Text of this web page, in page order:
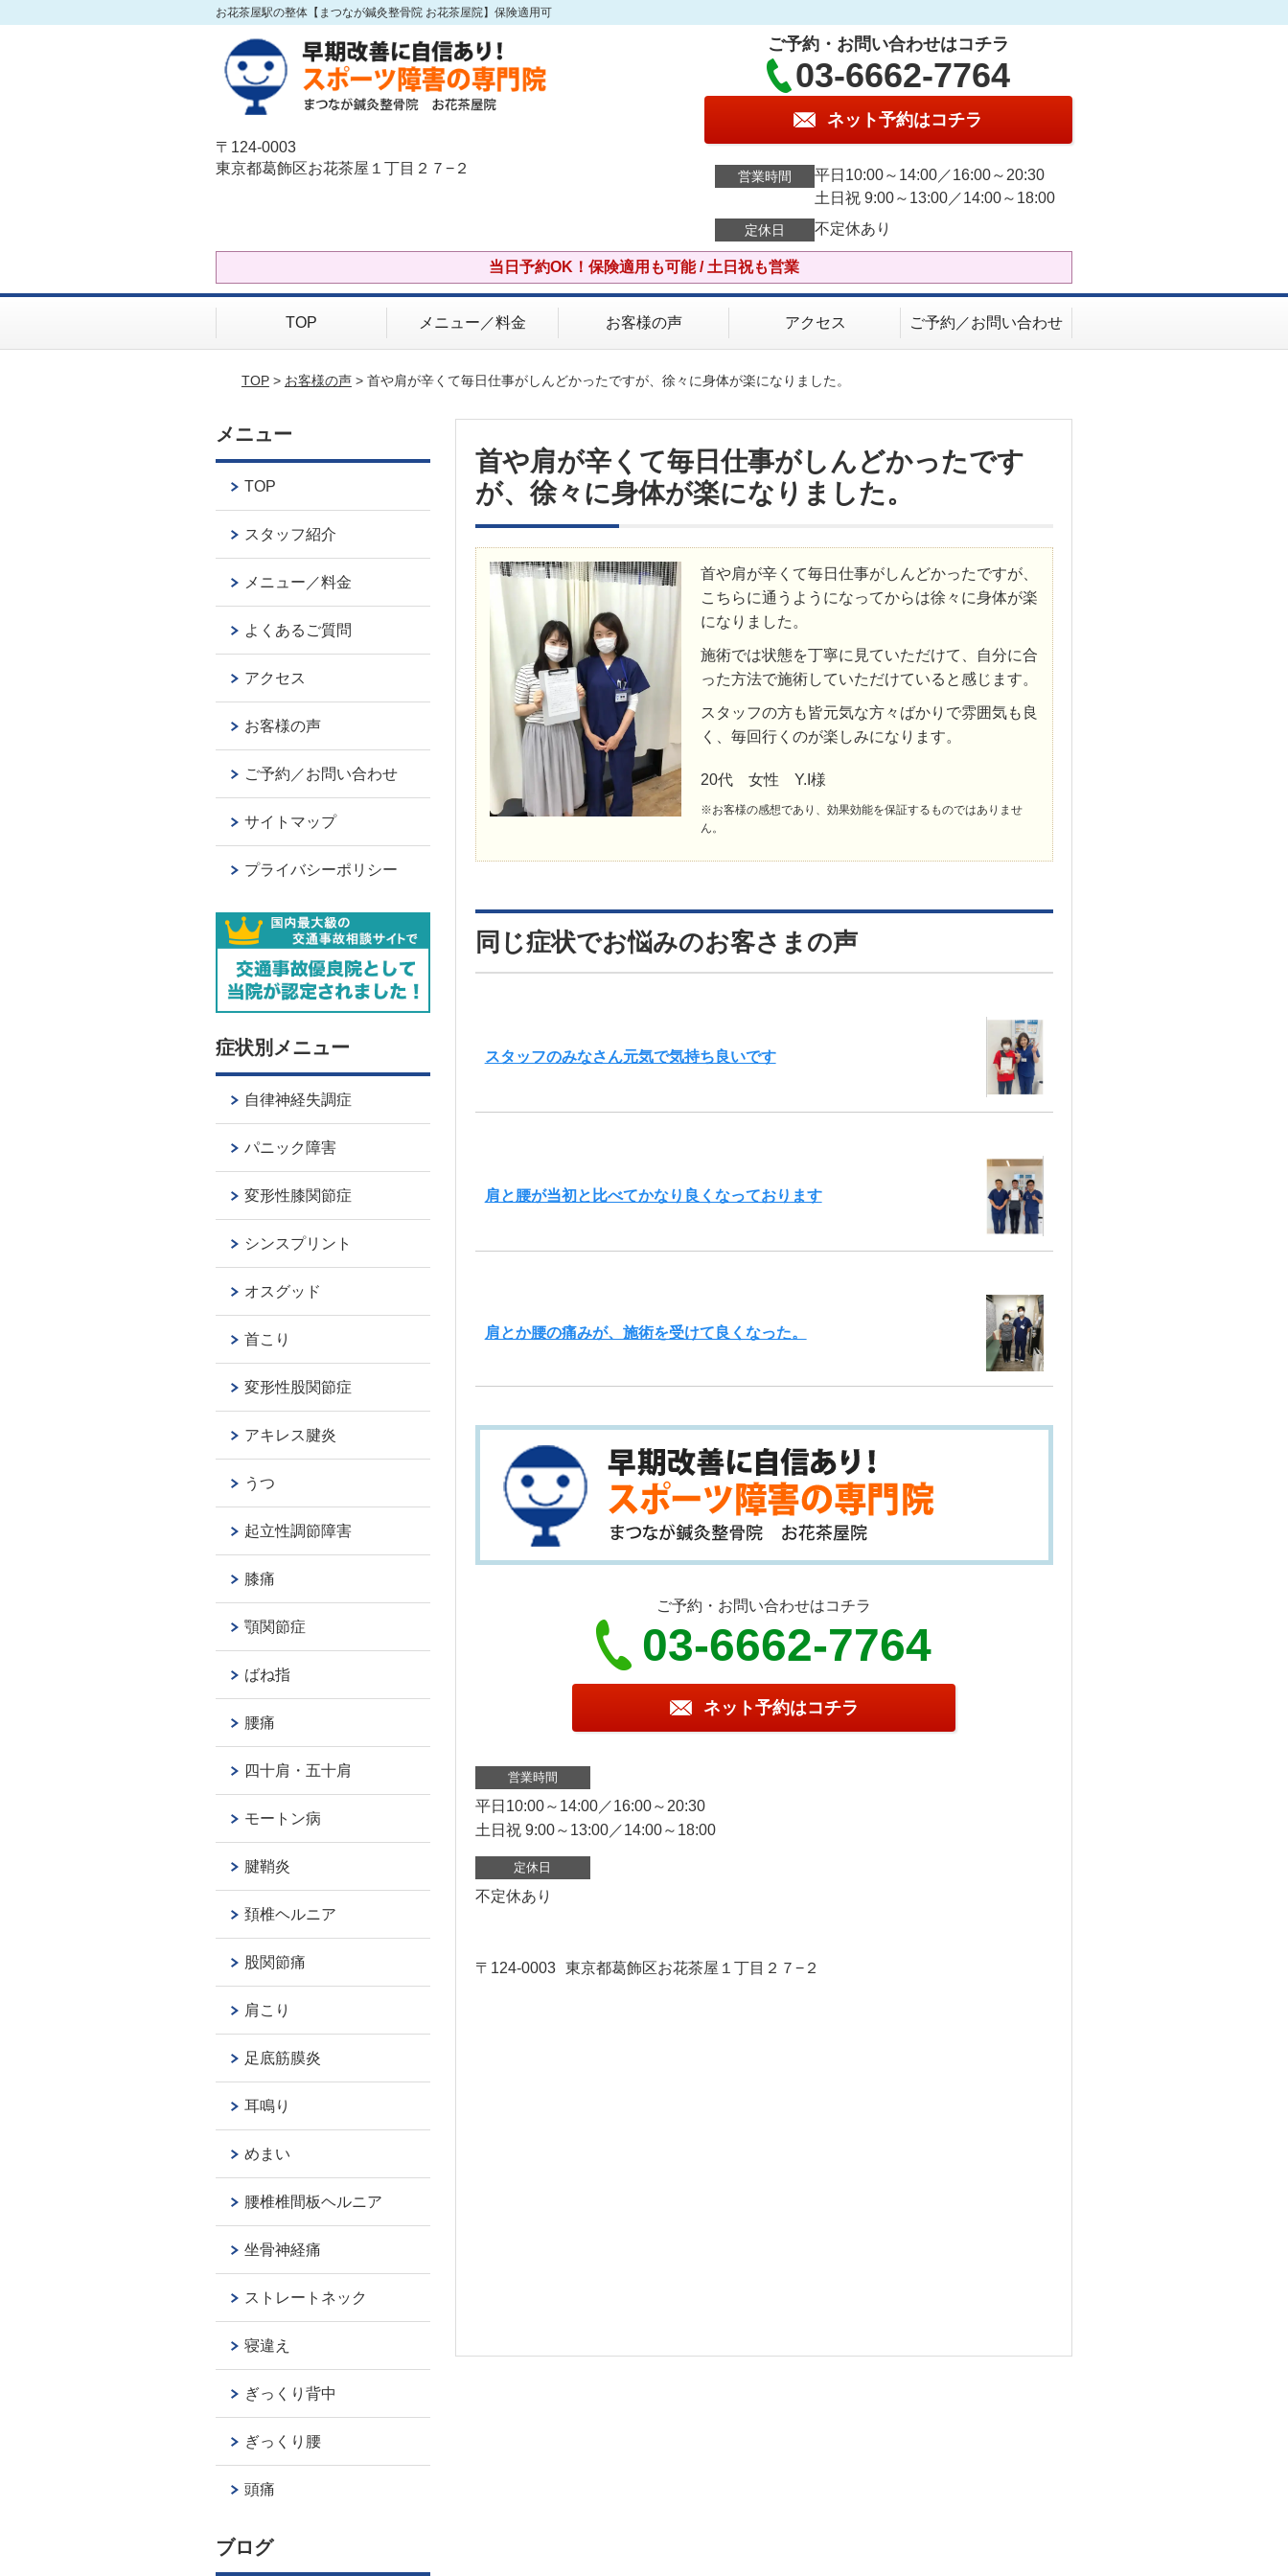
お花茶屋駅の整体【まつなが鍼灸整骨院 お花茶屋院】保険適用可
〒124-0003
東京都葛飾区お花茶屋１丁目２７−２
ご予約・お問い合わせはコチラ
03-6662-7764
ネット予約はコチラ
営業時間
平日10:00～14:00／16:00～20:30
土日祝 9:00～13:00／14:00～18:00
定休日 不定休あり
当日予約OK！保険適用も可能 / 土日祝も営業
TOP メニュー／料金 お客様の声 アクセス ご予約／お問い合わせ
TOP> お客様の声> 首や肩が辛くて毎日仕事がしんどかったですが、徐々に身体が楽になりました。
首や肩が辛くて毎日仕事がしんどかったです
が、徐々に身体が楽になりました。
首や肩が辛くて毎日仕事がしんどかったですが、
こちらに通うようになってからは徐々に身体が楽
になりました。
施術では状態を丁寧に見ていただけて、自分に合
った方法で施術していただけていると感じます。
スタッフの方も皆元気な方々ばかりで雰囲気も良
く、毎回行くのが楽しみになります。
20代 女性 Y.I様
※お客様の感想であり、効果効能を保証するものではありませ
ん。
同じ症状でお悩みのお客さまの声
スタッフのみなさん元気で気持ち良いです
肩と腰が当初と比べてかなり良くなっております
肩とか腰の痛みが、施術を受けて良くなった。
ご予約・お問い合わせはコチラ
03-6662-7764
ネット予約はコチラ
営業時間
平日10:00～14:00／16:00～20:30
土日祝 9:00～13:00／14:00～18:00
定休日
不定休あり
〒124-0003 東京都葛飾区お花茶屋１丁目２７−２
メニュー
TOP
スタッフ紹介
メニュー／料金
よくあるご質問
アクセス
お客様の声
ご予約／お問い合わせ
サイトマップ
プライバシーポリシー
症状別メニュー
自律神経失調症
パニック障害
変形性膝関節症
シンスプリント
オスグッド
首こり
変形性股関節症
アキレス腱炎
うつ
起立性調節障害
膝痛
顎関節症
ばね指
腰痛
四十肩・五十肩
モートン病
腱鞘炎
頚椎ヘルニア
股関節痛
肩こり
足底筋膜炎
耳鳴り
めまい
腰椎椎間板ヘルニア
坐骨神経痛
ストレートネック
寝違え
ぎっくり背中
ぎっくり腰
頭痛
ブログ